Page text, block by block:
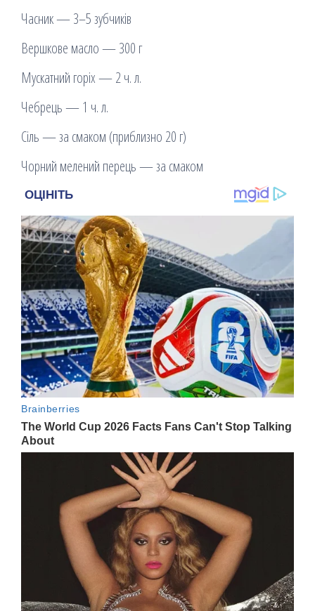
Часник — 3–5 зубчиків
Вершкове масло — 300 г
Мускатний горіх — 2 ч. л.
Чебрець — 1 ч. л.
Сіль — за смаком (приблизно 20 г)
Чорний мелений перець — за смаком